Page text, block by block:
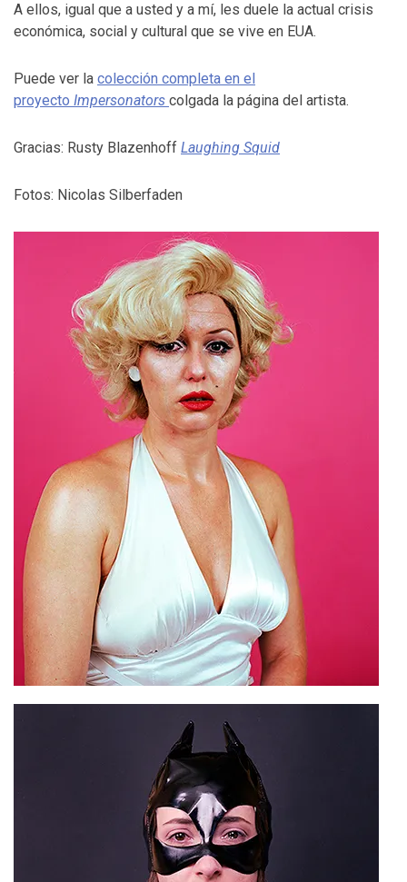
A ellos, igual que a usted y a mí, les duele la actual crisis
económica, social y cultural que se vive en EUA.
Puede ver la colección completa en el
proyecto Impersonators colgada la página del artista.
Gracias: Rusty Blazenhoff Laughing Squid
Fotos: Nicolas Silberfaden